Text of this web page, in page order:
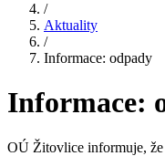
/
Aktuality
/
Informace: odpady
Informace:
OÚ Žitovlice informuje, že